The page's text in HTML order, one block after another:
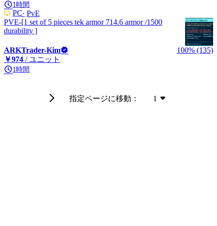
1時間
PC PvE
PVE-[1 set of 5 pieces tek armor 714.6 armor /1500
durability ]
ARKTrader-Kim
100% (135)
￥974 / ユニット
1時間
指定ページに移動： 1